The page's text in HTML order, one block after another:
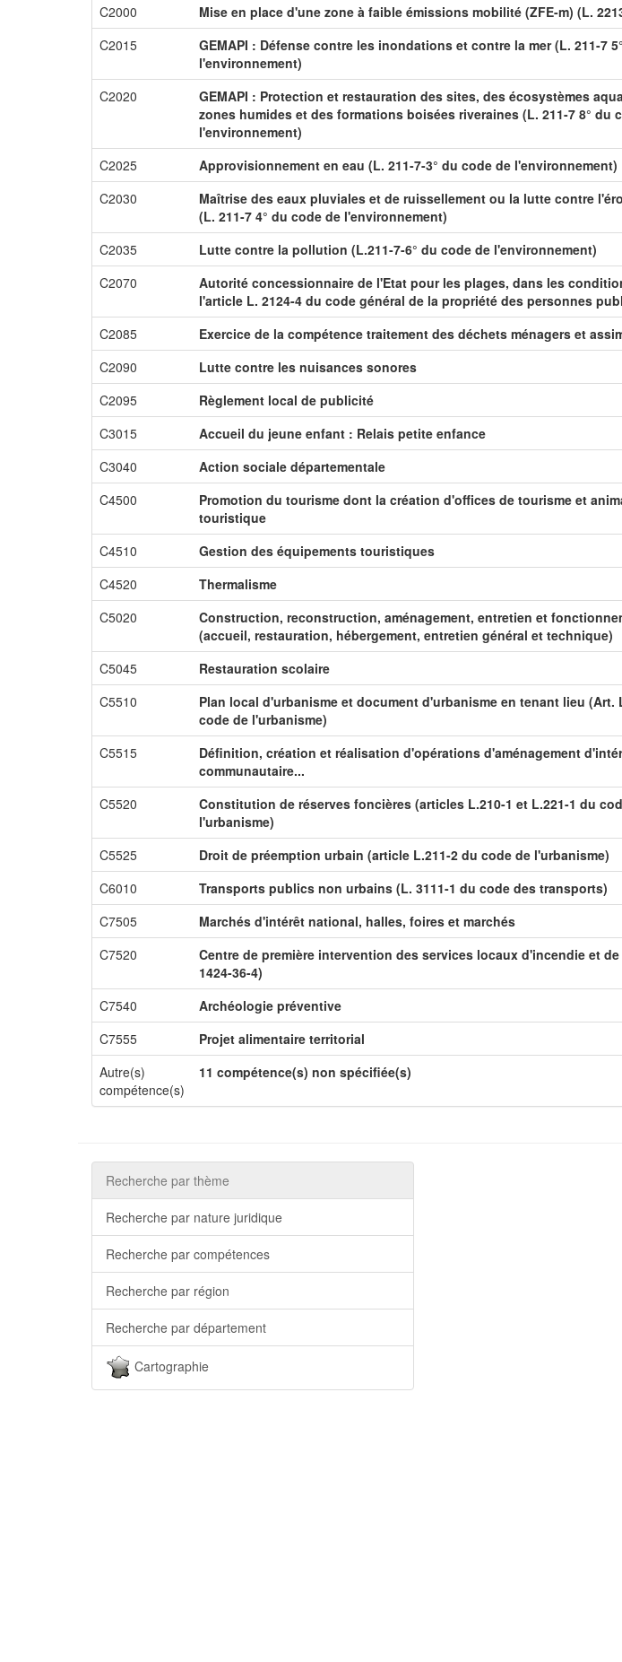
C2000 Mise en place d'une zone à faible émissions mobilité (ZFE-m) (L.
C2015
GEMAPI : Défense contre les inondations et contre la mer (L. 211-7
l'environnement)
C2020
GEMAPI : Protection et restauration des sites, des écosystèmes
zones humides et des formations boisées riveraines (L. 211-7 8° du
l'environnement)
C2025 Approvisionnement en eau (L. 211-7-3° du code de l'environnement)
C2030
Maîtrise des eaux pluviales et de ruissellement ou la lutte contre
(L. 211-7 4° du code de l'environnement)
C2035 Lutte contre la pollution (L.211-7-6° du code de l'environnement)
C2070
Autorité concessionnaire de l'Etat pour les plages, dans les
l'article L. 2124-4 du code général de la propriété des personnes
C2085 Exercice de la compétence traitement des déchets ménagers et
C2090 Lutte contre les nuisances sonores
C2095 Règlement local de publicité
C3015 Accueil du jeune enfant : Relais petite enfance
C3040 Action sociale départementale
C4500
Promotion du tourisme dont la création d'offices de tourisme et
touristique
C4510 Gestion des équipements touristiques
C4520 Thermalisme
C5020
Construction, reconstruction, aménagement, entretien et
(accueil, restauration, hébergement, entretien général et technique)
C5045 Restauration scolaire
C5510
Plan local d'urbanisme et document d'urbanisme en tenant lieu (Art.
code de l'urbanisme)
C5515
Définition, création et réalisation d'opérations d'aménagement
communautaire...
C5520
Constitution de réserves foncières (articles L.210-1 et L.221-1 du
l'urbanisme)
C5525 Droit de préemption urbain (article L.211-2 du code de l'urbanisme)
C6010 Transports publics non urbains (L. 3111-1 du code des transports)
C7505 Marchés d'intérêt national, halles, foires et marchés
C7520
Centre de première intervention des services locaux d'incendie et
1424-36-4)
C7540 Archéologie préventive
C7555 Projet alimentaire territorial
Autre(s)
compétence(s)
11 compétence(s) non spécifiée(s)
Recherche par thème
Recherche par nature juridique
Recherche par compétences
Recherche par région
Recherche par département
Cartographie